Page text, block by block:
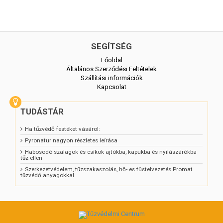
SEGÍTSÉG
Főoldal
Általános Szerződési Feltételek
Szállítási információk
Kapcsolat
TUDÁSTÁR
Ha tűzvédő festéket vásárol:
Pyronatur nagyon részletes leírása
Habosodó szalagok és csíkok ajtókba, kapukba és nyilászárókba
tűz ellen
Szerkezetvédelem, tűzszakaszolás, hő- es füstelvezetés Promat
tűzvédő anyagokkal.